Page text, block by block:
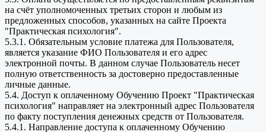
на счёт уполномоченных третьих сторон и любым из
предложенных способов, указанных на сайте Проекта
"Практическая психология".
5.3.1. Обязательным условие платежа для Пользователя,
является указание ФИО Пользователя и его адрес
электронной почты. В данном случае Пользователь несет
полную ответственность за достоверно предоставленные
личные данные.
5.4. Доступ к оплаченному Обучению Проект "Практическая
психология" направляет на электронный адрес Пользователя
по факту поступления денежных средств от Пользователя.
5.4.1. Направление доступа к оплаченному Обучению